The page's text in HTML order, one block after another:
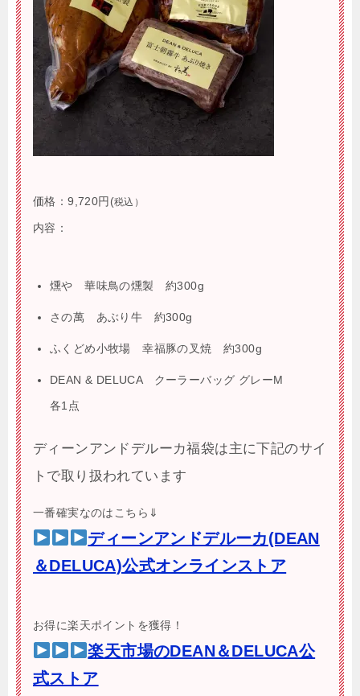
価格：9,720円(税込）
内容：
燻や 華味鳥の燻製 約300g
さの萬 あぶり牛 約300g
ふくどめ小牧場 幸福豚の叉焼 約300g
DEAN & DELUCA クーラーバッグ グレーM
各1点
ディーンアンドデルーカ福袋は主に下記のサイ
トで取り扱われています
一番確実なのはこちら⇓
ディーンアンドデルーカ(DEAN
＆DELUCA)公式オンラインストア
お得に楽天ポイントを獲得！
楽天市場のDEAN＆DELUCA公
式ストア